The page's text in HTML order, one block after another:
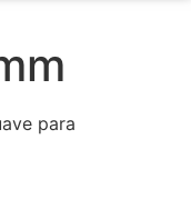
para